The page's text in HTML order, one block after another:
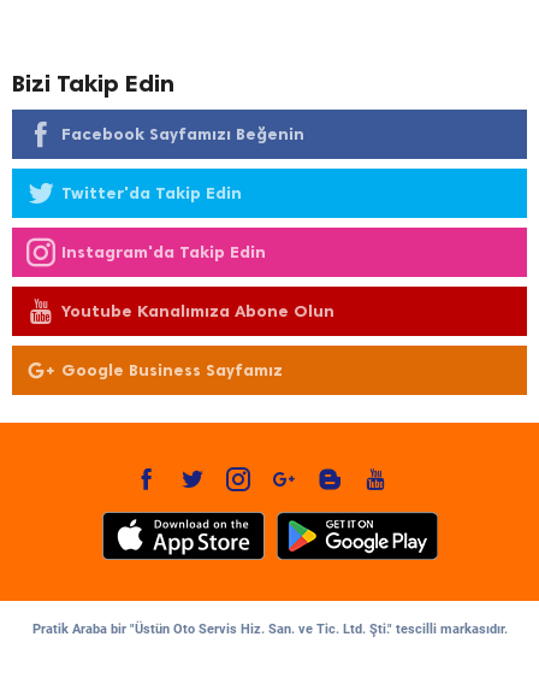
Bizi Takip Edin
Facebook Sayfamızı Beğenin
Twitter'da Takip Edin
Instagram'da Takip Edin
Youtube Kanalımıza Abone Olun
Google Business Sayfamız
Pratik Araba bir "Üstün Oto Servis Hiz. San. ve Tic. Ltd. Şti." tescilli markasıdır.